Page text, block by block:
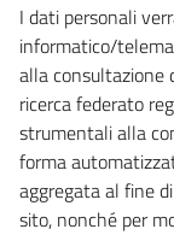
I dati personali
informatico/
alla consultazione
ricerca federato
strumentali alla
forma
aggregata al fine
sito, nonché per